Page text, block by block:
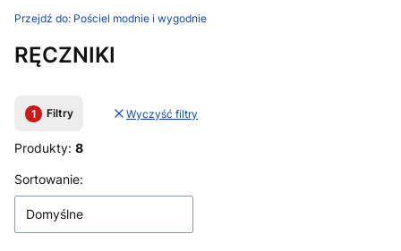
Przejdź do: Pościel modnie i wygodnie
RĘCZNIKI
Filtry Wyczyść filtry
Produkty: 8
Lista produktów
Sortowanie:
Domyślne